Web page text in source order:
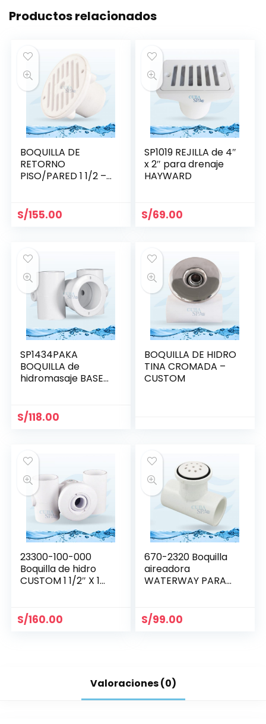
Productos relacionados
BOQUILLA DE
RETORNO
PISO/PARED 1 1/2 –
S/155.00
SP1019 REJILLA de 4″
x 2″ para drenaje
HAYWARD
S/69.00
SP1434PAKA
BOQUILLA de
hidromasaje BASE
S/118.00
BOQUILLA DE HIDRO
TINA CROMADA –
CUSTOM
23300-100-000
Boquilla de hidro
CUSTOM 1 1/2″ X 1
S/160.00
670-2320 Boquilla
aireadora
WATERWAY PARA
S/99.00
Valoraciones (0)